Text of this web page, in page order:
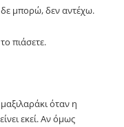
μπορώ, δεν αντέχω.
πιάσετε.
όταν η
εκεί. Αν όμως